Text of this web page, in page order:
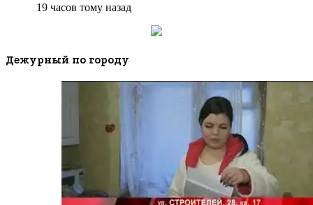
19 часов тому назад
Дежурный по городу